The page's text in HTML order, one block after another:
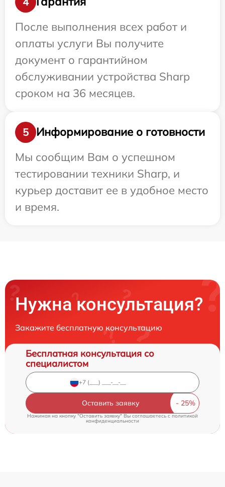
После выполнения всех работ и
оплаты услуги Вы получите
документ о гарантийном
обслуживании устройства Sharp
сроком на 36 месяцев.
5
Информирование о готовности
Мы сообщим Вам о успешном
тестировании техники Sharp, и
курьер доставит ее в удобное место
и время.
Нужна консультация?
Закажите бесплатную консультацию
Бесплатная консультация со
специалистом
Оставить заявку
Нажимая на кнопку "Оставить заявку" Вы соглашаетесь cполитикой
конфиденциальности